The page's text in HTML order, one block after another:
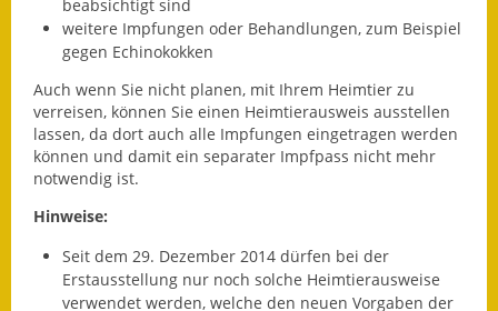
Infos in Leichter Sprache
Nachhaltigkeitsbericht
Notfallplanung
Schadensmeldung
beabsichtigt sind
weitere Impfungen oder Behandlungen, zum Beispiel
gegen Echinokokken
Auch wenn Sie nicht planen, mit Ihrem Heimtier zu
verreisen, können Sie einen Heimtierausweis ausstellen
lassen, da dort auch alle Impfungen eingetragen werden
können und damit ein separater Impfpass nicht mehr
notwendig ist.
Hinweise:
Seit dem 29. Dezember 2014 dürfen bei der
Erstausstellung nur noch solche Heimtierausweise
verwendet werden, welche den neuen Vorgaben der